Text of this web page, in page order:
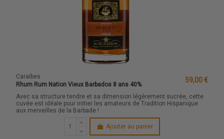
Caraïbes
Rhum Rum Nation Vieux Barbados 8 ans 40%
59,00 €
Avec sa structure tendre et sa dimension légèrement sucrée, cette
cuvée est idéale pour initier les amateurs de Tradition Hispanique
aux merveilles de la Barbade !
Ajouter au panier